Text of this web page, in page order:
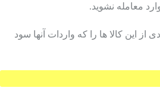
معامله نشوید.
این کالا ها را که واردات آنها سود